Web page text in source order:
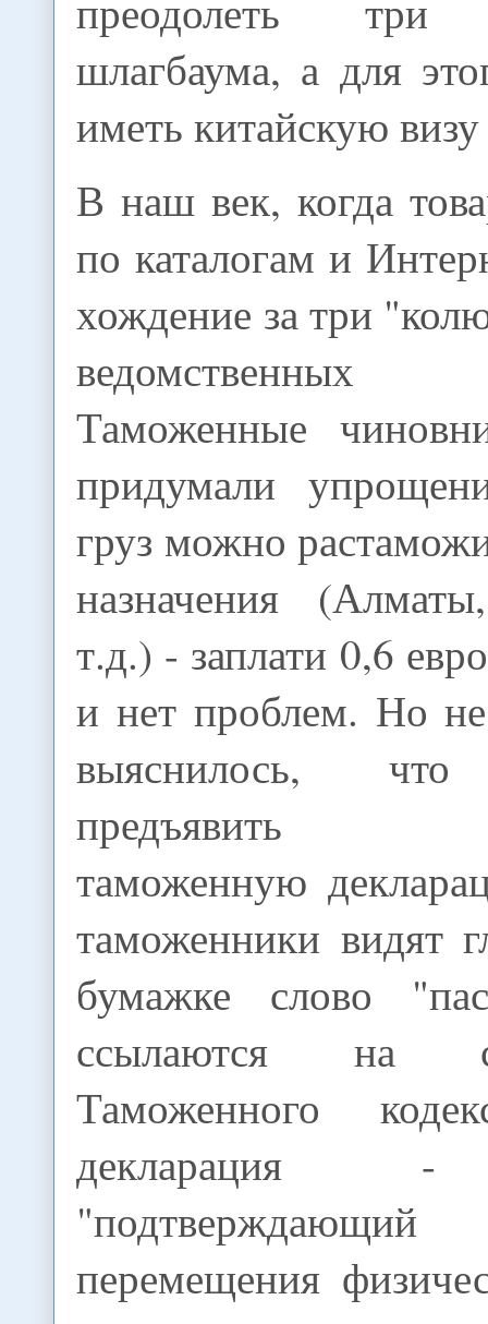
преодолеть три
шлагбаума, а для
иметь китайскую
В наш век, когда
по каталогам и
хождение за три
ведомственных
Таможенные
придумали
груз можно
назначения
т.д.) - заплати 0,6
и нет проблем. Но
выяснилось, что
предъявить
таможенную
таможенники видят
бумажке слово
ссылаются на
Таможенного
декларация -
перемещения